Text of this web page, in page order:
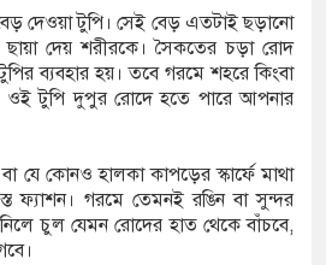
পুঠিয়ার এসিল্যান্ড
আবারও
চলাফেরায় প্রশ্ন
দেওয়া টুপি। সেই বেড় এতটাই ছড়ানো
দেয় শরীরকে। সৈকতের চড়া রোদ
ব্যবহার হয়। তবে গরমে শহরে কিংবা
ওই টুপি দুপুর রোদে হতে পারে আপনার
যে কোনও হালকা কাপড়ের স্কার্ফে মাথা
ফ্যাশন। গরমে তেমনই রঙিন বা সুন্দর
নিলে চুল যেমন রোদের হাত থেকে বাঁচবে,